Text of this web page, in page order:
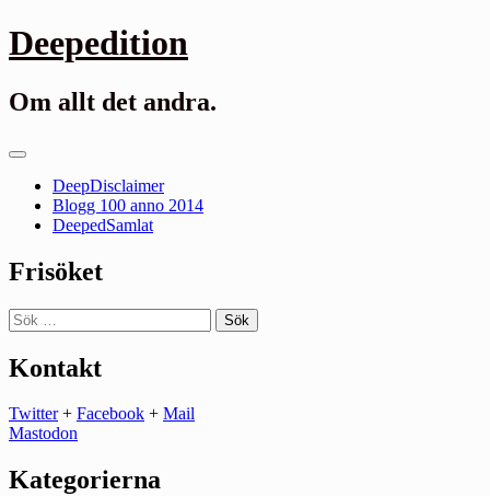
Gå
till
Deepedition
Om allt det andra.
Primär
DeepDisclaimer
Blogg 100 anno 2014
DeepedSamlat
Frisöket
Sök
efter:
Kontakt
Twitter+ Facebook + Mail
Mastodon
Kategorierna